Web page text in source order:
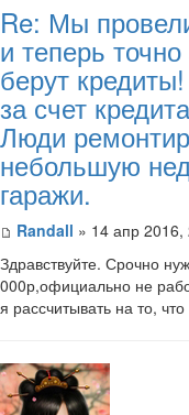
Re: Мы
и теперь
берут
за счет
Люди
небольшую
гаражи.
Randall » 14 апр 2016,
Здравствуйте. Срочно
000р,официально не
я рассчитывать на то,